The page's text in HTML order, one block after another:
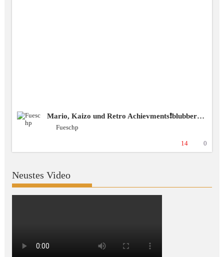
Mario, Kaizo und Retro Achievments❗️blubbercast❗️Discord ❗️BSG [+18 GER]
Fueschp
14 0
Neustes Video